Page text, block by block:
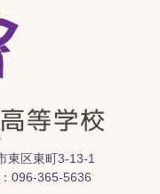
区東町3-13-1
096-365-5636